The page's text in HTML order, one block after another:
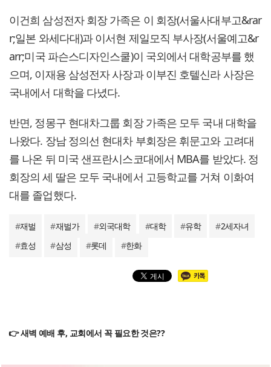
이건희 삼성전자 회장 가족은 이 회장(서울사대부고&rar
r;일본 와세다대)과 이서현 제일모직 부사장(서울예고&r
arr;미국 파슨스디자인스쿨)이 국외에서 대학공부를 했
으며, 이재용 삼성전자 사장과 이부진 호텔신라 사장은
국내에서 대학을 다녔다.
반면, 정몽구 현대차그룹 회장 가족은 모두 국내 대학을
나왔다. 장남 정의선 현대차 부회장은 휘문고와 고려대
를 나온 뒤 미국 샌프란시스코대에서 MBA를 받았다. 정
회장의 세 딸은 모두 국내에서 고등학교를 거쳐 이화여
대를 졸업했다.
#재벌 #재벌가 #외국대학 #대학 #유학 #2세자녀
#효성 #삼성 #롯데 #한화
👉 새벽 예배 후, 교회에서 꼭 필요한 것은??